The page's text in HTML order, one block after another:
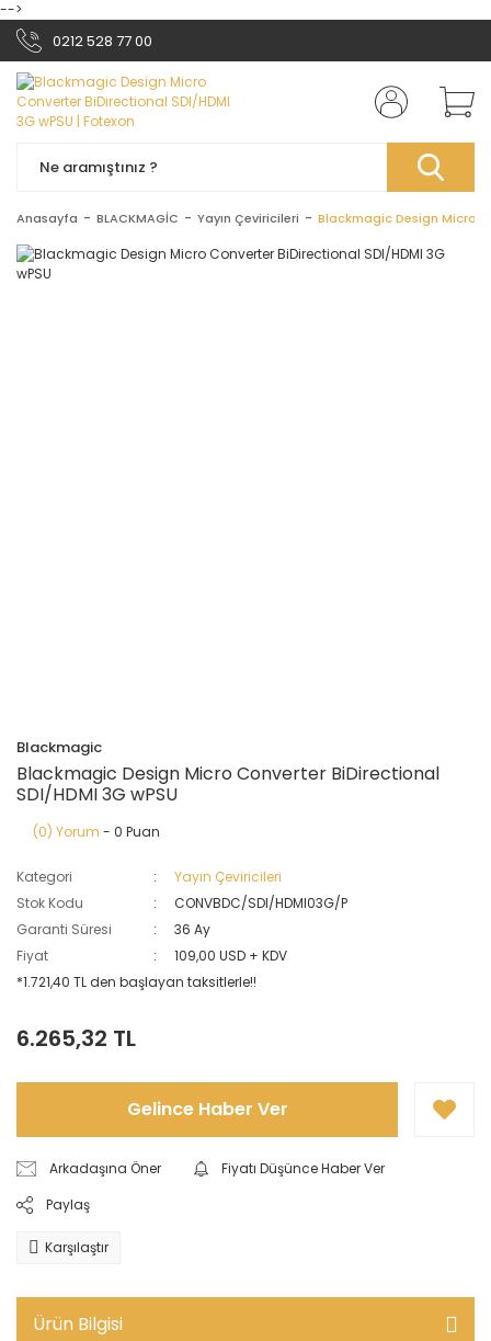
-->
0212 528 77 00
Anasayfa BLACKMAGİC Yayın Çeviricileri Blackmagic Design Micro
Blackmagic
Blackmagic Design Micro Converter BiDirectional
SDI/HDMI 3G wPSU
(0) Yorum - 0 Puan
Kategori
Yayın Çeviricileri
Stok Kodu
CONVBDC/SDI/HDMI03G/P
Garanti Süresi
36 Ay
Fiyat
109,00 USD + KDV
*1.721,40 TL den başlayan taksitlerle!!
6.265,32 TL
Gelince Haber Ver
Arkadaşına Öner
Fiyatı Düşünce Haber Ver
Paylaş
Karşılaştır
Ürün Bilgisi